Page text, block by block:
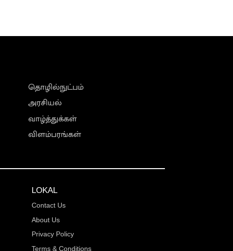
தொழில்நுட்பம்
அரசியல்
வாழ்த்துக்கள்
விளம்பரங்கள்
LOKAL
Contact Us
About Us
Privacy Policy
Terms & Conditions